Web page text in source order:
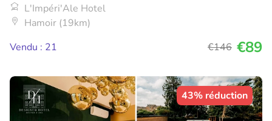
L'Impéri'Ale Hotel
Hamoir (19km)
Vendu : 21
€146 €89
43% réduction